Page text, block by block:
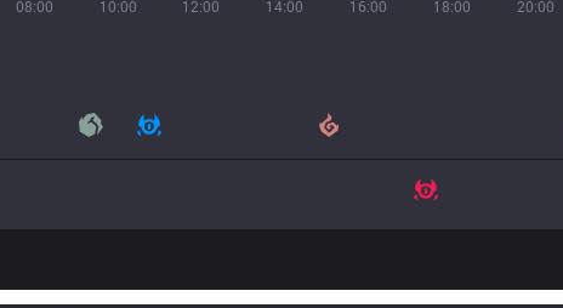
08:00 10:00 12:00 14:00 16:00 18:00 20:00